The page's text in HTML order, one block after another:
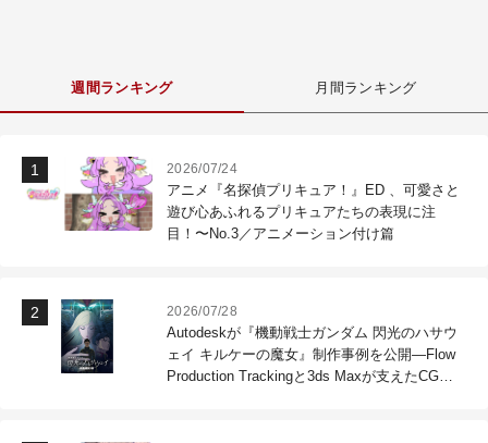
週間ランキング 月間ランキング
2026/07/24
アニメ『名探偵プリキュア！』ED 、可愛さと
遊び心あふれるプリキュアたちの表現に注
目！〜No.3／アニメーション付け篇
2026/07/28
Autodeskが『機動戦士ガンダム 閃光のハサウ
ェイ キルケーの魔女』制作事例を公開―Flow
Production Trackingと3ds Maxが支えたCG制